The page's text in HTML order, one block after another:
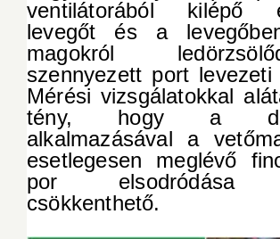
ventilátorából kilépő
levegőt és a
magokról
szennyezett port
Mérési vizsgálatokkal
tény, hogy a
alkalmazásával a
esetlegesen meglévő
por elsodródása
csökkenthető.